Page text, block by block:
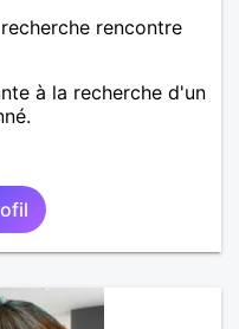
rencontre
à la recherche d'un